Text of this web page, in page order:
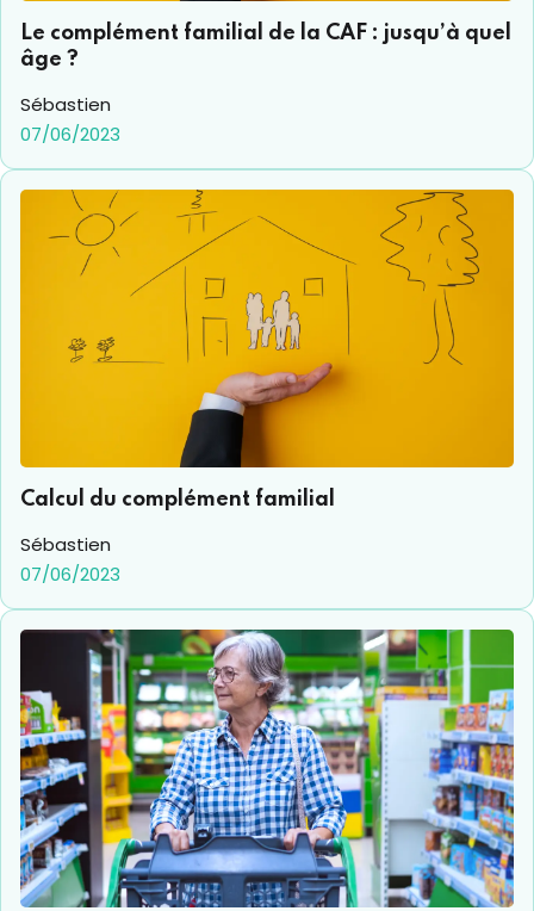
Le complément familial de la CAF : jusqu’à quel
âge ?
Sébastien
07/06/2023
Calcul du complément familial
Sébastien
07/06/2023